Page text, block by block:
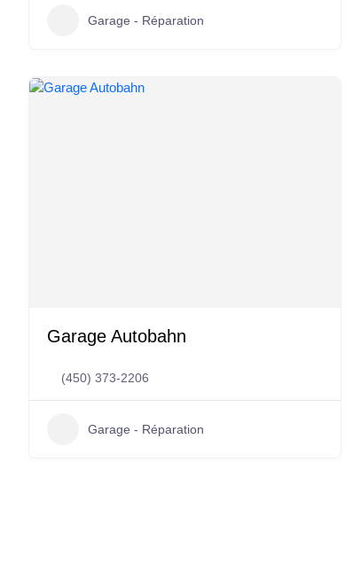
Garage - Réparation
Garage Autobahn
(450) 373-2206
Garage - Réparation